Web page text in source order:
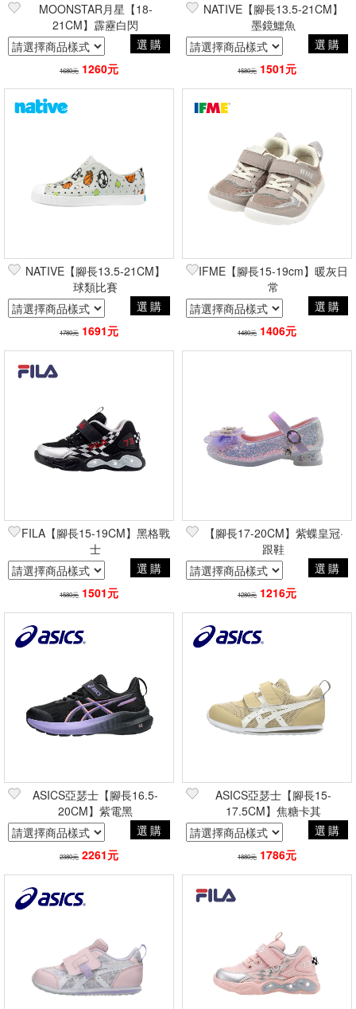
MOONSTAR月星【18-
21CM】霹靂白閃
選購
1680元 1260元
NATIVE【腳長13.5-21CM】
墨鏡鱷魚
選購
1580元 1501元
NATIVE【腳長13.5-21CM】
球類比賽
選購
1780元 1691元
IFME【腳長15-19cm】暖灰日
常
選購
1480元 1406元
FILA【腳長15-19CM】黑格戰
士
選購
1580元 1501元
【腳長17-20CM】紫蝶皇冠·
跟鞋
選購
1280元 1216元
ASICS亞瑟士【腳長16.5-
20CM】紫電黑
選購
2380元 2261元
ASICS亞瑟士【腳長15-
17.5CM】焦糖卡其
選購
1880元 1786元